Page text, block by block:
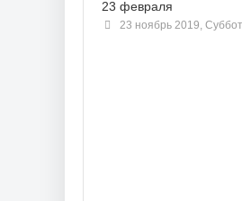
23 февраля
23 ноябрь 2019,